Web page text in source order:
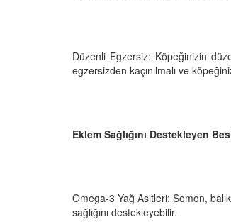
Düzenli Egzersiz: Köpeğinizin
egzersizden kaçınılmalı ve
Eklem Sağlığını Destekleyen
Omega-3 Yağ Asitleri: Somon,
sağlığını destekleyebilir.